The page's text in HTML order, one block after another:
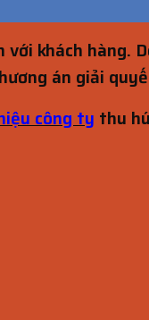
khách hàng.
án giải
công ty thu